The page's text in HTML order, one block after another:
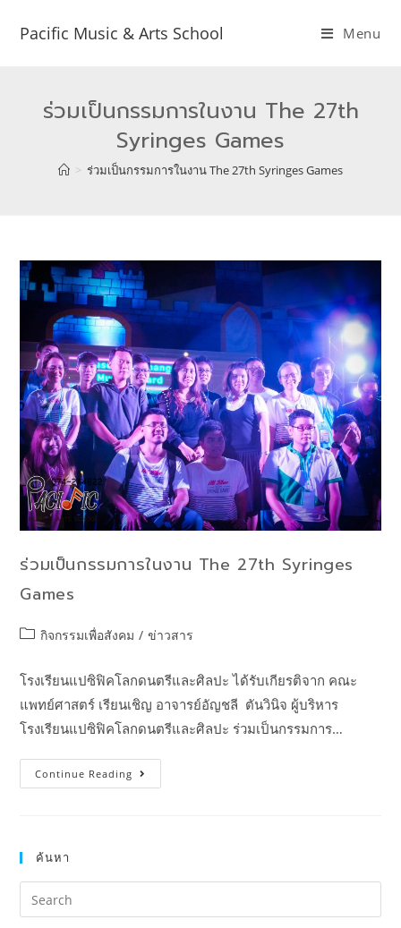
Pacific Music & Arts School Menu
ร่วมเป็นกรรมการในงาน The 27th
Syringes Games
> ร่วมเป็นกรรมการในงาน The 27th Syringes Games
ร่วมเป็นกรรมการในงาน The 27th Syringes
Games
กิจกรรมเพื่อสังคม / ข่าวสาร
โรงเรียนแปซิฟิคโลกดนตรีและศิลปะ ได้รับเกียรติจาก คณะ
แพทย์ศาสตร์ เรียนเชิญ อาจารย์อัญชลี ตันวินิจ ผู้บริหาร
โรงเรียนแปซิฟิคโลกดนตรีและศิลปะ ร่วมเป็นกรรมการ…
Continue Reading
ค้นหา